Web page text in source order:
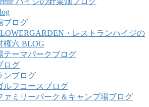
ブログ
・レストランハイジの
権六 BLOG
テーマパークブログ
ログ
ンブログ
ルフコースブログ
ァミリーパーク＆キャンプ場ブログ